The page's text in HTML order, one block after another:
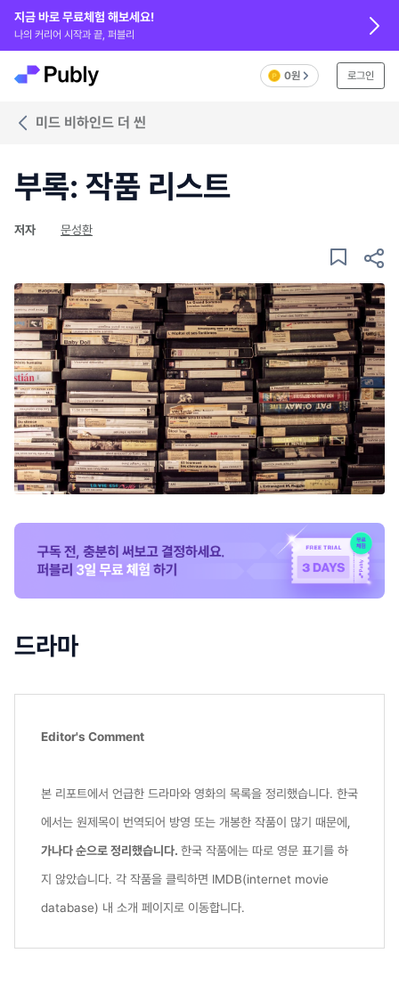
지금 바로 무료체험 해보세요!
나의 커리어 시작과 끝, 퍼블리
0원 로그인
미드 비하인드 더 씬
부록: 작품 리스트
저자 문성환
드라마
Editor's Comment
본 리포트에서 언급한 드라마와 영화의 목록을 정리했습니다. 한국
에서는 원제목이 번역되어 방영 또는 개봉한 작품이 많기 때문에,
가나다 순으로 정리했습니다. 한국 작품에는 따로 영문 표기를 하
지 않았습니다. 각 작품을 클릭하면 IMDB(internet movie
database) 내 소개 페이지로 이동합니다.